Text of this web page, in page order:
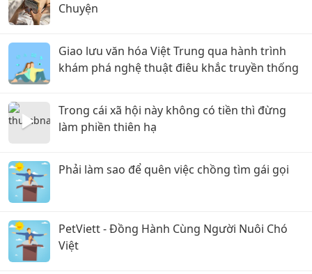
Chuyện
Giao lưu văn hóa Việt Trung qua hành trình
khám phá nghệ thuật điêu khắc truyền thống
Trong cái xã hội này không có tiền thì đừng
làm phiền thiên hạ
Phải làm sao để quên việc chồng tìm gái gọi
PetViett - Đồng Hành Cùng Người Nuôi Chó
Việt